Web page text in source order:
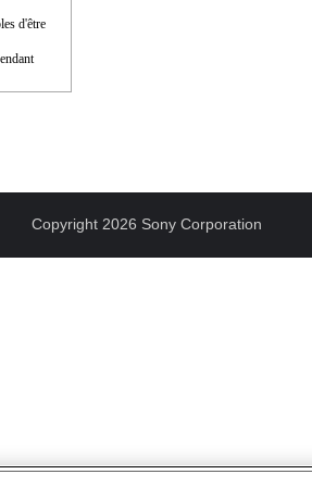
d'être
Copyright 2026 Sony Corporation